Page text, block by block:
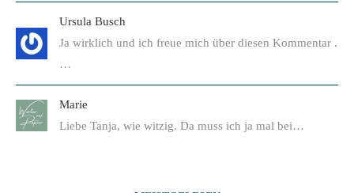
Ursula Busch
Ja wirklich und ich freue mich über diesen Kommentar .
…
Marie
Liebe Tanja, wie witzig. Da muss ich ja mal bei…